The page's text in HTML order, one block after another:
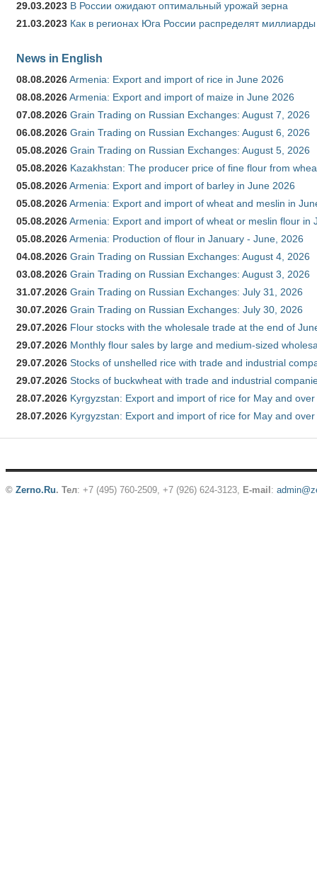
29.03.2023 В России ожидают оптимальный урожай зерна
21.03.2023 Как в регионах Юга России распределят
News in English
08.08.2026Armenia: Export and import of rice in June 2026
08.08.2026Armenia: Export and import of maize in June 2026
07.08.2026 Grain Trading on Russian Exchanges: August 7, 2026
06.08.2026 Grain Trading on Russian Exchanges: August 6, 2026
05.08.2026 Grain Trading on Russian Exchanges: August 5, 2026
05.08.2026 Kazakhstan: The producer price of fine flour from
05.08.2026Armenia: Export and import of barley in June 2026
05.08.2026Armenia: Export and import of wheat and meslin in
05.08.2026Armenia: Export and import of wheat or meslin flour in
05.08.2026Armenia: Production of flour in January - June, 2026
04.08.2026 Grain Trading on Russian Exchanges: August 4, 2026
03.08.2026 Grain Trading on Russian Exchanges: August 3, 2026
31.07.2026 Grain Trading on Russian Exchanges: July 31, 2026
30.07.2026 Grain Trading on Russian Exchanges: July 30, 2026
29.07.2026 Flour stocks with the wholesale trade at the end of
29.07.2026 Monthly flour sales by large and medium-sized
29.07.2026 Stocks of unshelled rice with trade and industrial
29.07.2026 Stocks of buckwheat with trade and industrial
28.07.2026 Kyrgyzstan: Export and import of rice for May and
28.07.2026 Kyrgyzstan: Export and import of rice for May and
© Zerno.Ru. Тел: +7 (495) 760-2509, +7 (926) 624-3123, E-mail :